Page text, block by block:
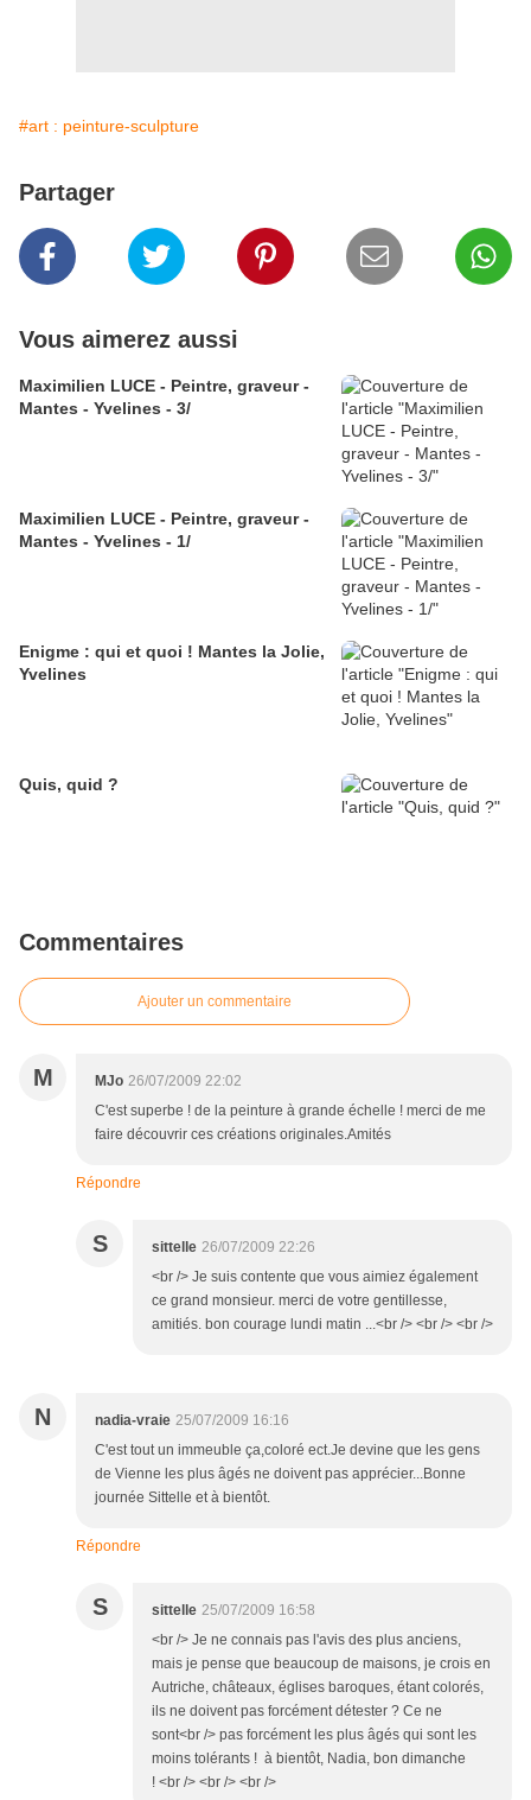
#art : peinture-sculpture
Partager
Vous aimerez aussi
Maximilien LUCE - Peintre, graveur -
Mantes - Yvelines - 3/
Maximilien LUCE - Peintre, graveur -
Mantes - Yvelines - 1/
Enigme : qui et quoi ! Mantes la Jolie,
Yvelines
Quis, quid ?
Commentaires
Ajouter un commentaire
M MJo 26/07/2009 22:02
C'est superbe ! de la peinture à grande échelle ! merci de me
faire découvrir ces créations originales.Amités
Répondre
S sittelle 26/07/2009 22:26
<br /> Je suis contente que vous aimiez également
ce grand monsieur. merci de votre gentillesse,
amitiés. bon courage lundi matin ...<br /> <br /> <br />
N nadia-vraie 25/07/2009 16:16
C'est tout un immeuble ça,coloré ect.Je devine que les gens
de Vienne les plus âgés ne doivent pas apprécier...Bonne
journée Sittelle et à bientôt.
Répondre
S sittelle 25/07/2009 16:58
<br /> Je ne connais pas l'avis des plus anciens,
mais je pense que beaucoup de maisons, je crois en
Autriche, châteaux, églises baroques, étant colorés,
ils ne doivent pas forcément détester ? Ce ne
sont<br /> pas forcément les plus âgés qui sont les
moins tolérants ! à bientôt, Nadia, bon dimanche
! <br /> <br /> <br />